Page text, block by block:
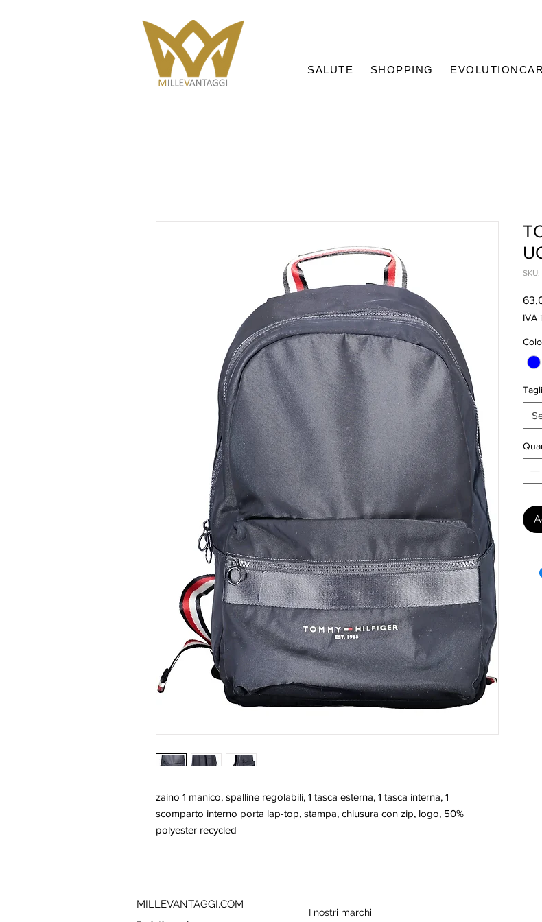
SALUTE SHOPPING
zaino 1 manico, spalline regolabili, 1 tasca esterna, 1 tasca interna, 1
scomparto interno porta lap-top, stampa, chiusura con zip, logo, 50%
polyester recycled
IVA
MILLEVANTAGGI.COM
I nostri marchi